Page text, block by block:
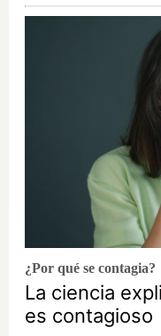
¿Por qué se contagia?
La ciencia
es contagioso